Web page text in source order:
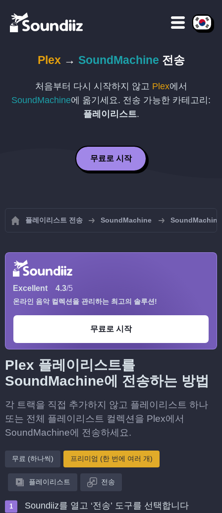
Plex → SoundMachine 전송
처음부터 다시 시작하지 않고 Plex에서
SoundMachine에 옮기세요. 전송 가능한 카테고리:
플레이리스트.
무료로 시작
플레이리스트 전송 SoundMachine SoundMachine
Excellent 4.3/5
온라인 음악 컬렉션을 관리하는 최고의 솔루션!
무료로 시작
Plex 플레이리스트를
SoundMachine에 전송하는 방법
각 트랙을 직접 추가하지 않고 플레이리스트 하나
또는 전체 플레이리스트 컬렉션을 Plex에서
SoundMachine에 전송하세요.
무료 (하나씩) 프리미엄 (한 번에 여러 개)
플레이리스트 전송
Soundiiz를 열고 ‘전송’ 도구를 선택합니다